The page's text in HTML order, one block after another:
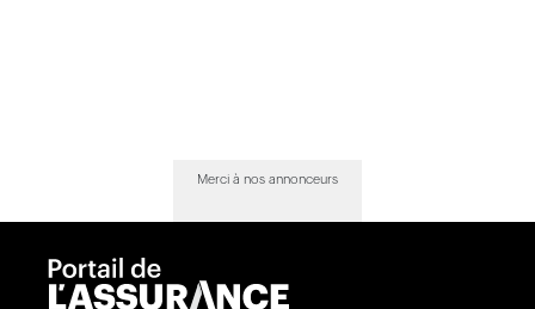
Merci à nos annonceurs